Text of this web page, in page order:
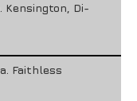
Kensington, Di-
Faithless